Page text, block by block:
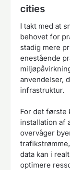
cities
I takt med at
behovet for
stadig mere
enestående
anvendelser,
infrastruktur.
For det første
installation af
overvåger
data kan i
optimere